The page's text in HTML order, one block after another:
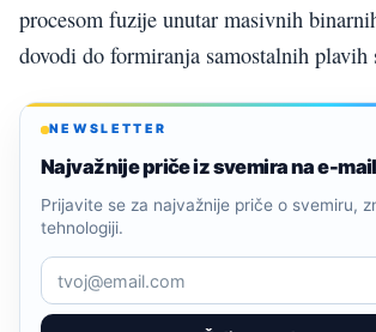
procesom fuzije unutar masivnih
dovodi do formiranja samostalnih plavih
NEWSLETTER
Najvažnije priče iz svemira na e-
Prijavite se za najvažnije priče o svemiru,
tehnologiji.